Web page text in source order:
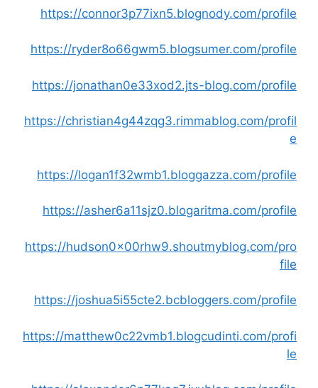
https://connor3p77ixn5.blognody.com/profile
https://ryder8o66gwm5.blogsumer.com/profile
https://jonathan0e33xod2.jts-blog.com/profile
https://christian4g44zqg3.rimmablog.com/profil
e
https://logan1f32wmb1.bloggazza.com/profile
https://asher6a11sjz0.blogaritma.com/profile
https://hudson0x00rhw9.shoutmyblog.com/pro
file
https://joshua5i55cte2.bcbloggers.com/profile
https://matthew0c22vmb1.blogcudinti.com/profi
le